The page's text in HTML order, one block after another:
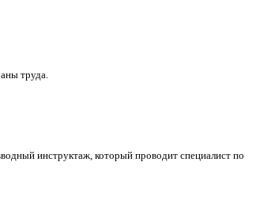
труда.
инструктаж, который проводит специалист по